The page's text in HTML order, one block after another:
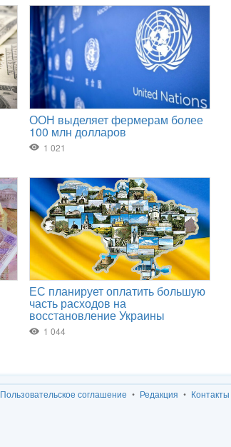
Пользовательское соглашение Редакция Контакты